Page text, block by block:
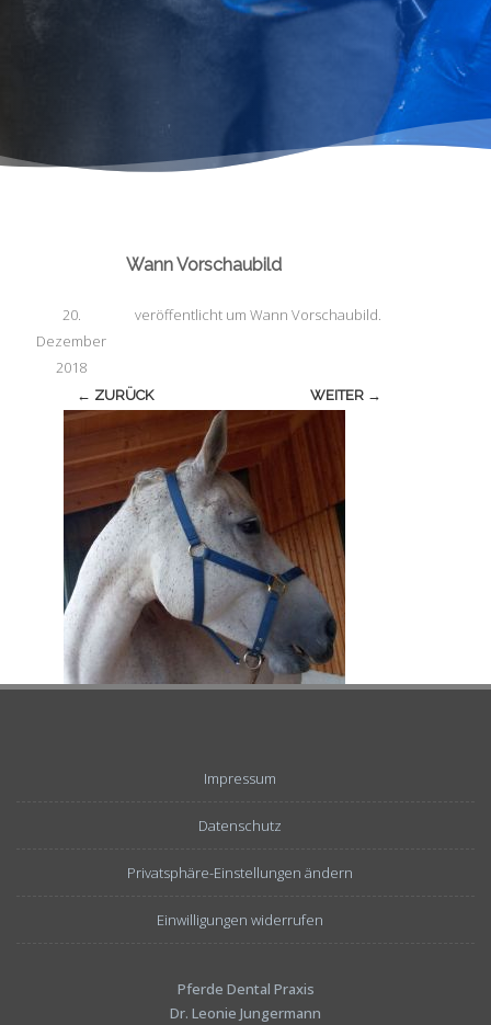
Wann Vorschaubild
veröffentlicht
20.
Dezember
2018
um Wann Vorschaubild
← ZURÜCK WEITER →
Impressum
Datenschutz
Privatsphäre-Einstellungen ändern
Einwilligungen widerrufen
Pferde Dental Praxis
Dr. Leonie Jungermann